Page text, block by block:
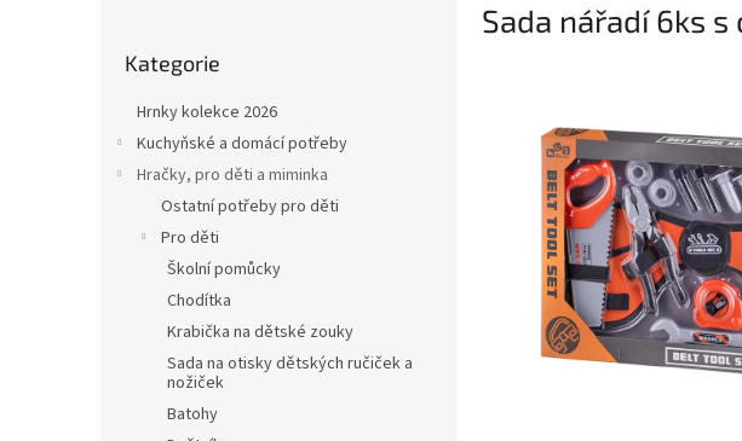
kategorie
Kategorie
Hrnky kolekce 2026
Kuchyňské a domácí potřeby
Hračky, pro děti a miminka
Ostatní potřeby pro děti
Pro děti
Školní pomůcky
Chodítka
Krabička na dětské zouky
Sada na otisky dětských ručiček a
nožiček
Batohy
Sada nářadí 6ks